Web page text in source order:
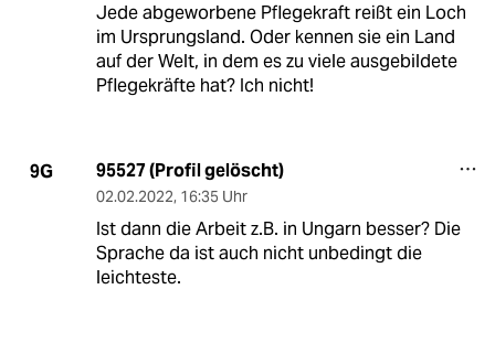
Jede abgeworbene Pflegekraft reißt ein Loch
im Ursprungsland. Oder kennen sie ein Land
auf der Welt, in dem es zu viele ausgebildete
Pflegekräfte hat? Ich nicht!
9G 95527 (Profil gelöscht)
02.02.2022, 16:35 Uhr
Ist dann die Arbeit z.B. in Ungarn besser? Die
Sprache da ist auch nicht unbedingt die
leichteste.